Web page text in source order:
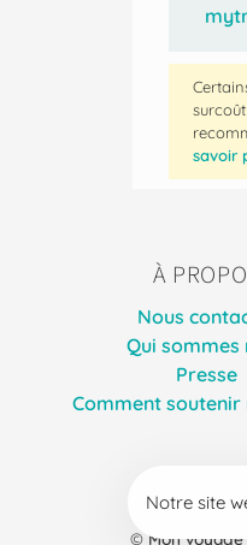
savoir
À
Nous
Qui sommes
Presse
Comment
© Mon
Notre site